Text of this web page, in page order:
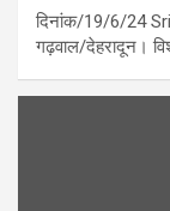
दिनांक/19/6/24
गढ़वाल/देहरादून।